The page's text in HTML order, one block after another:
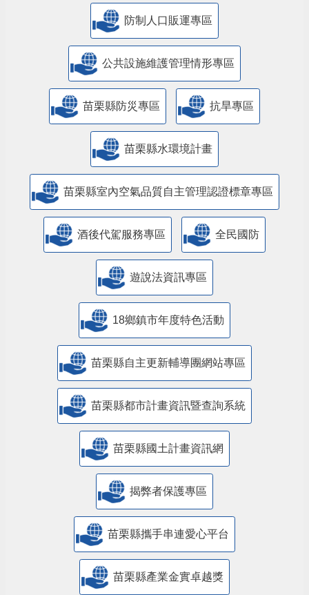
防制人口販運專區
​公共設施維護管理情形專區
苗栗縣防災專區 抗旱專區
苗栗縣水環境計畫
苗栗縣室內空氣品質自主管理認證標章專區
酒後代駕服務專區 全民國防
遊說法資訊專區
18鄉鎮市年度特色活動
苗栗縣自主更新輔導團網站專區
苗栗縣都市計畫資訊暨查詢系統
苗栗縣國土計畫資訊網
揭弊者保護專區
苗栗縣攜手串連愛心平台
苗栗縣產業金實卓越獎